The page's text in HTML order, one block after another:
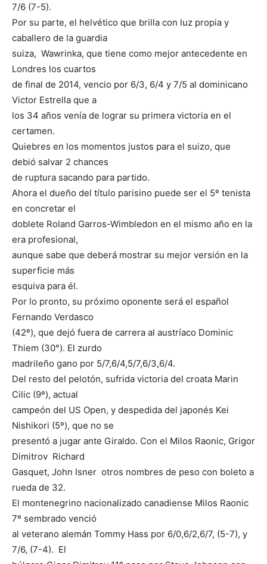
7/6 (7-5).
Por su parte, el helvético que brilla con luz propia y
caballero de la guardia
suiza, Wawrinka, que tiene como mejor antecedente en
Londres los cuartos
de final de 2014, vencio por 6/3, 6/4 y 7/5 al dominicano
Victor Estrella que a
los 34 años venía de lograr su primera victoria en el
certamen.
Quiebres en los momentos justos para el suizo, que
debió salvar 2 chances
de ruptura sacando para partido.
Ahora el dueño del título parisino puede ser el 5º tenista
en concretar el
doblete Roland Garros-Wimbledon en el mismo año en la
era profesional,
aunque sabe que deberá mostrar su mejor versión en la
superficie más
esquiva para él.
Por lo pronto, su próximo oponente será el español
Fernando Verdasco
(42º), que dejó fuera de carrera al austríaco Dominic
Thiem (30°). El zurdo
madrileño gano por 5/7,6/4,5/7,6/3,6/4.
Del resto del pelotón, sufrida victoria del croata Marin
Cilic (9º), actual
campeón del US Open, y despedida del japonés Kei
Nishikori (5º), que no se
presentó a jugar ante Giraldo. Con el Milos Raonic, Grigor
Dimitrov Richard
Gasquet, John Isner otros nombres de peso con boleto a
rueda de 32.
El montenegrino nacionalizado canadiense Milos Raonic
7º sembrado venció
al veterano alemán Tommy Hass por 6/0,6/2,6/7, (5-7), y
7/6, (7-4). El